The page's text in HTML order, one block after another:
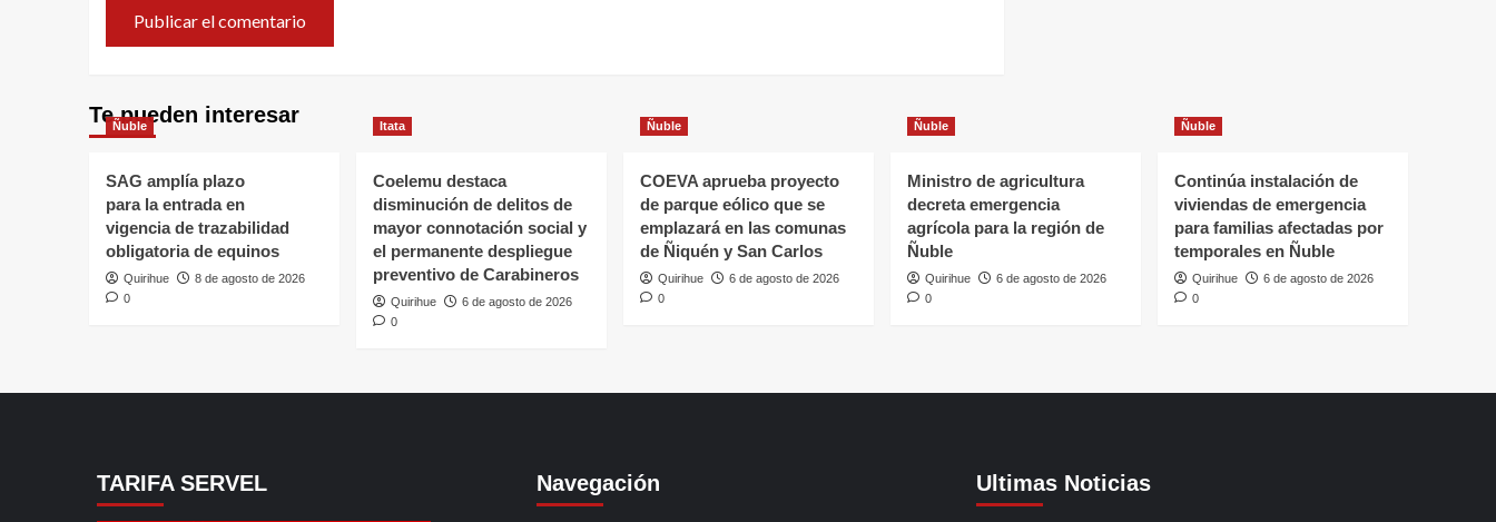
Te pueden interesar
Ñuble
SAG amplía plazo
para la entrada en
vigencia de trazabilidad
obligatoria de equinos
Quirihue
8 de agosto de 2026
0
Itata
Coelemu destaca
disminución de delitos de
mayor connotación social y
el permanente despliegue
preventivo de Carabineros
Quirihue
6 de agosto de 2026
0
Ñuble
COEVA aprueba proyecto
de parque eólico que se
emplazará en las comunas
de Ñiquén y San Carlos
Quirihue
6 de agosto de 2026
0
Ñuble
Ministro de agricultura
decreta emergencia
agrícola para la región de
Ñuble
Quirihue
6 de agosto de 2026
0
Ñuble
Continúa instalación de
viviendas de emergencia
para familias afectadas por
temporales en Ñuble
Quirihue
6 de agosto de 2026
0
TARIFA SERVEL Navegación Ultimas Noticias